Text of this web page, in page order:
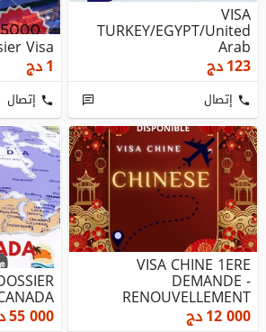
VISA
TURKEY/EGYPT/United
Arab
Emirates/OLMAN/TAHIAL
ANDE... BON PRIX
123دج
إتصال
Visa
1دج
إتصال
VISA CHINE 1ERE
DEMANDE -
RENOUVELLEMENT
12 000دج 55 000